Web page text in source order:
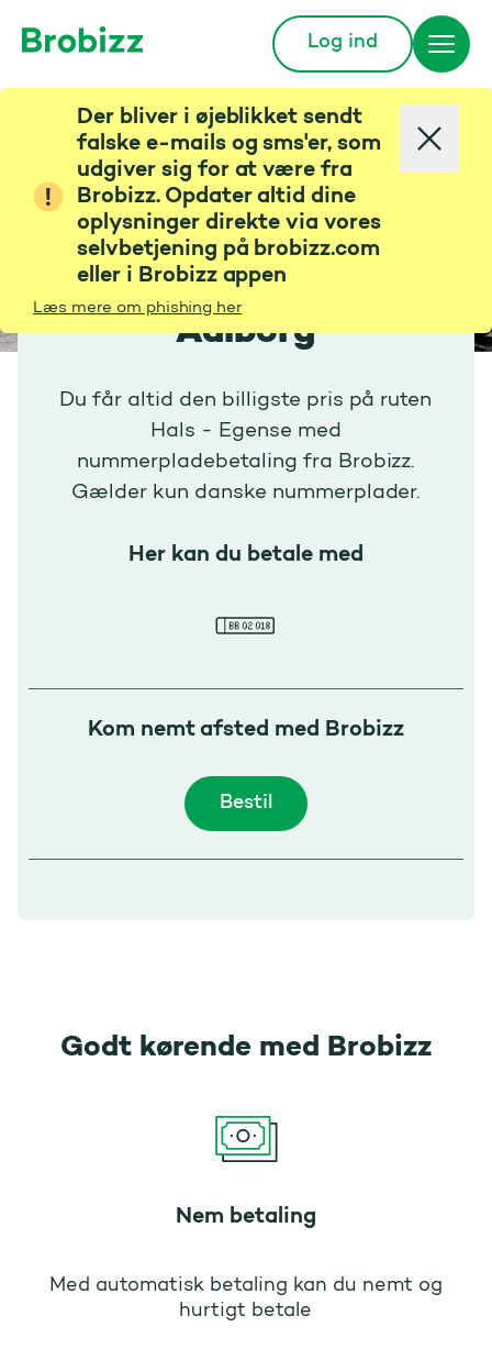
Log ind
Der bliver i øjeblikket sendt
falske e-mails og sms'er, som
udgiver sig for at være fra
Brobizz. Opdater altid dine
oplysninger direkte via vores
selvbetjening på brobizz.com
eller i Brobizz appen
Læs mere om phishing her
Aalborg
Du får altid den billigste pris på ruten
Hals - Egense med
nummerpladebetaling fra Brobizz.
Gælder kun danske nummerplader.
Her kan du betale med
Kom nemt afsted med Brobizz
Bestil
Godt kørende med Brobizz
Nem betaling
Med automatisk betaling kan du nemt og
hurtigt betale